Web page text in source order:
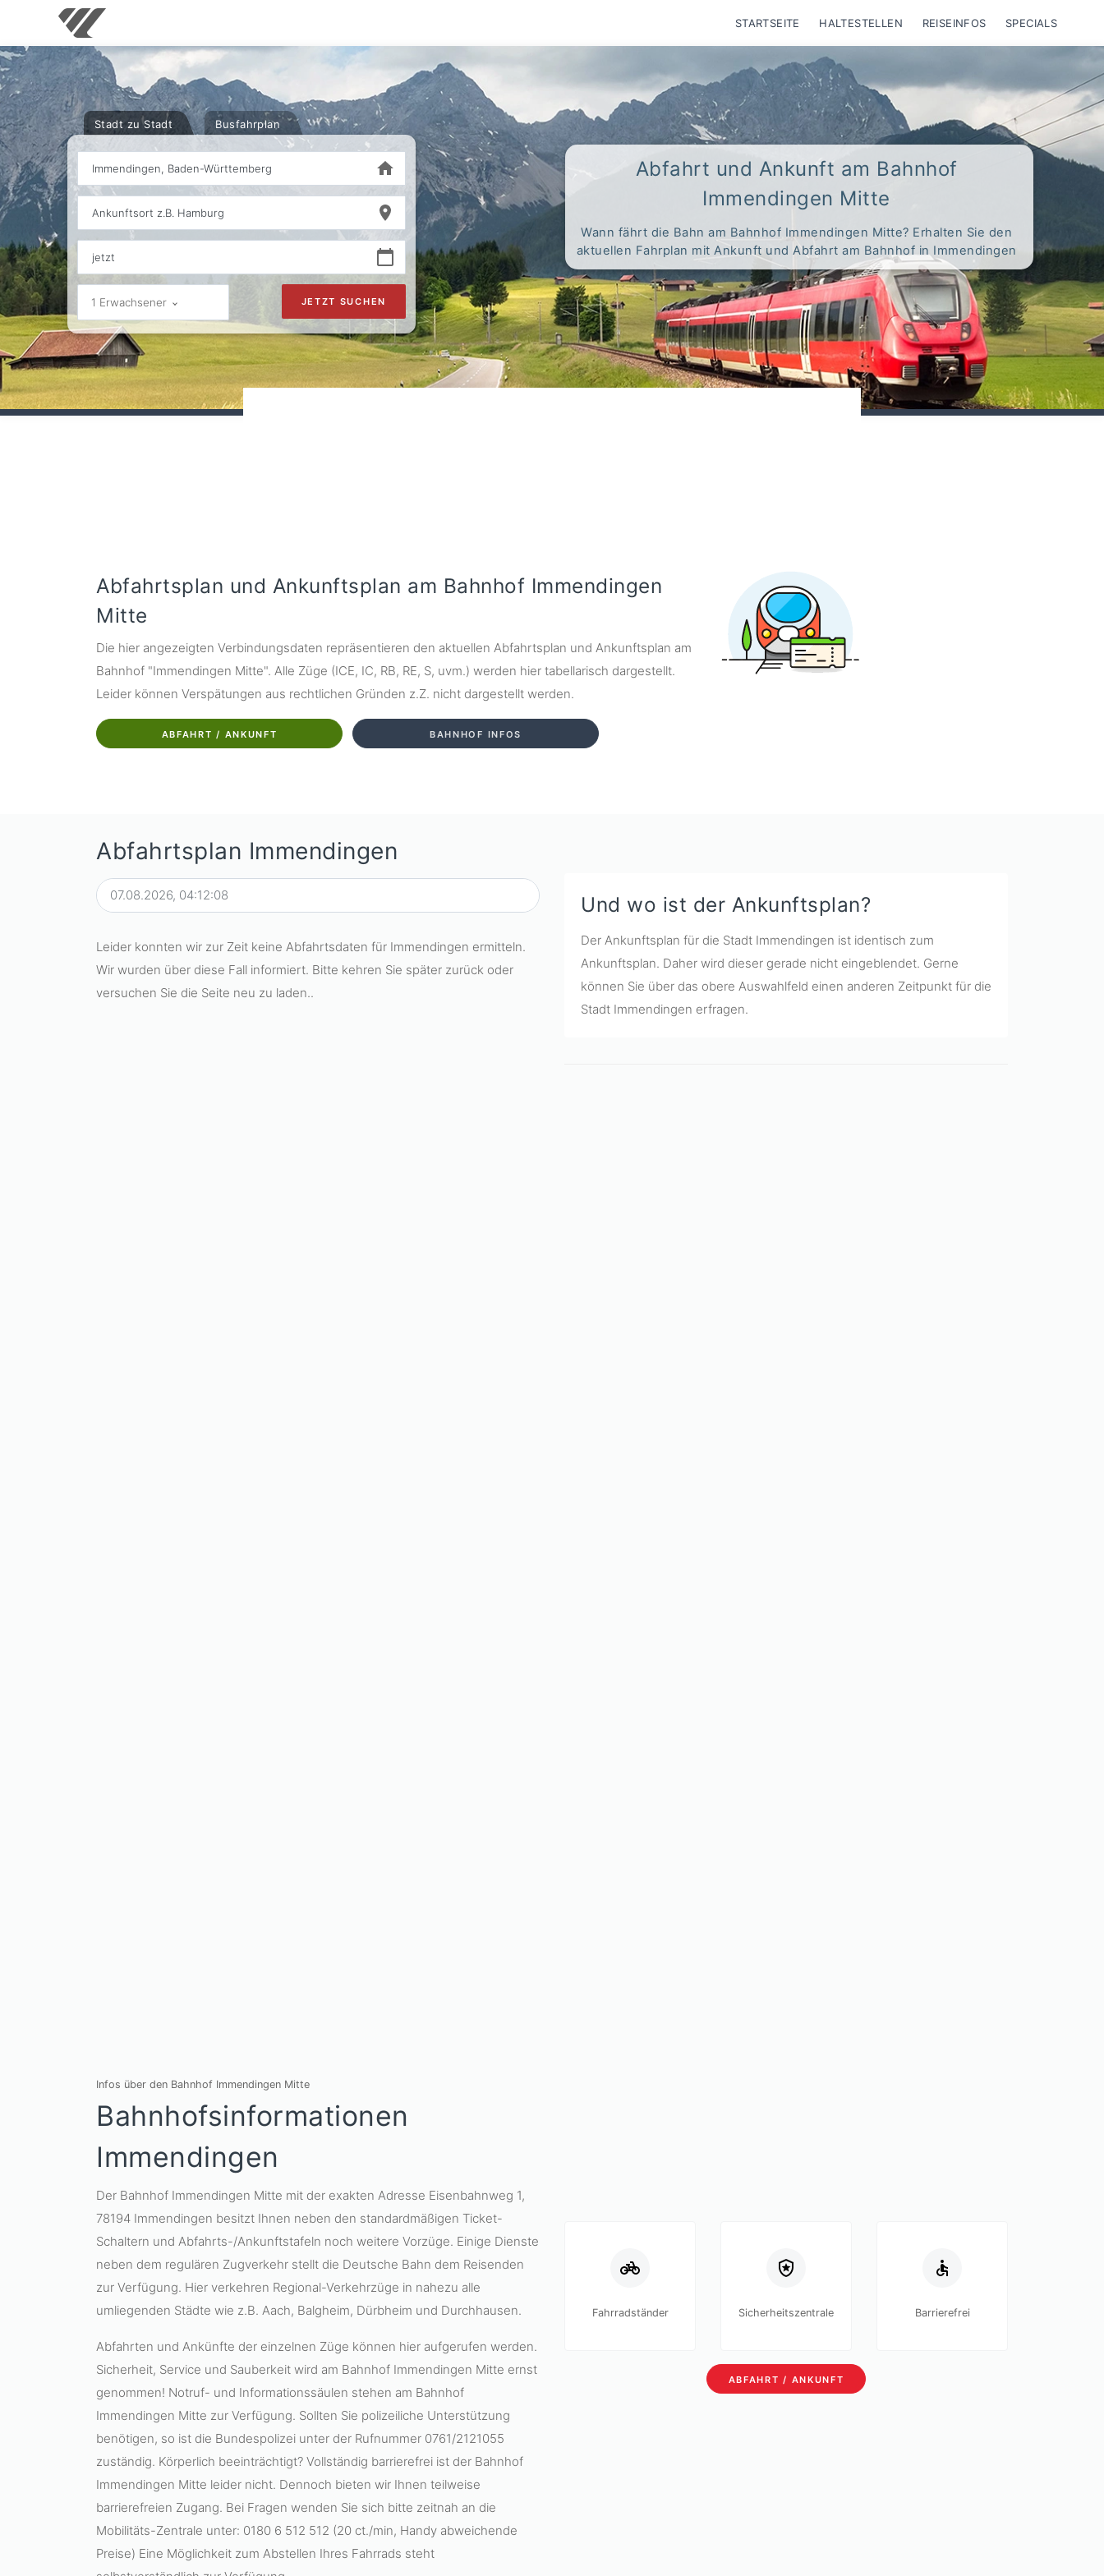
STARTSEITE HALTESTELLEN REISEINFOS SPECIALS
Abfahrt und Ankunft am Bahnhof
Immendingen Mitte
Wann fährt die Bahn am Bahnhof Immendingen Mitte? Erhalten Sie den
aktuellen Fahrplan mit Ankunft und Abfahrt am Bahnhof in Immendingen
Stadt zu Stadt Busfahrplan
Immendingen, Baden-Württemberg
Ankunftsort z.B. Hamburg
1 Erwachsener JETZT SUCHEN
Abfahrtsplan und Ankunftsplan am Bahnhof Immendingen
Mitte
Die hier angezeigten Verbindungsdaten repräsentieren den aktuellen Abfahrtsplan und Ankunftsplan am
Bahnhof "Immendingen Mitte". Alle Züge (ICE, IC, RB, RE, S, uvm.) werden hier tabellarisch dargestellt.
Leider können Verspätungen aus rechtlichen Gründen z.Z. nicht dargestellt werden.
ABFAHRT / ANKUNFT BAHNHOF INFOS
Abfahrtsplan Immendingen
Leider konnten wir zur Zeit keine Abfahrtsdaten für Immendingen ermitteln.
Wir wurden über diese Fall informiert. Bitte kehren Sie später zurück oder
versuchen Sie die Seite neu zu laden..
Und wo ist der Ankunftsplan?
Der Ankunftsplan für die Stadt Immendingen ist identisch zum
Ankunftsplan. Daher wird dieser gerade nicht eingeblendet. Gerne
können Sie über das obere Auswahlfeld einen anderen Zeitpunkt für die
Stadt Immendingen erfragen.
Infos über den Bahnhof Immendingen Mitte
Bahnhofsinformationen
Immendingen
Der Bahnhof Immendingen Mitte mit der exakten Adresse Eisenbahnweg 1,
78194 Immendingen besitzt Ihnen neben den standardmäßigen Ticket-
Schaltern und Abfahrts-/Ankunftstafeln noch weitere Vorzüge. Einige Dienste
neben dem regulären Zugverkehr stellt die Deutsche Bahn dem Reisenden
zur Verfügung. Hier verkehren Regional-Verkehrzüge in nahezu alle
umliegenden Städte wie z.B. Aach, Balgheim, Dürbheim und Durchhausen.
Abfahrten und Ankünfte der einzelnen Züge können hier aufgerufen werden.
Sicherheit, Service und Sauberkeit wird am Bahnhof Immendingen Mitte ernst
genommen! Notruf- und Informationssäulen stehen am Bahnhof
Immendingen Mitte zur Verfügung. Sollten Sie polizeiliche Unterstützung
benötigen, so ist die Bundespolizei unter der Rufnummer 0761/2121055
zuständig. Körperlich beeinträchtigt? Vollständig barrierefrei ist der Bahnhof
Immendingen Mitte leider nicht. Dennoch bieten wir Ihnen teilweise
barrierefreien Zugang. Bei Fragen wenden Sie sich bitte zeitnah an die
Mobilitäts-Zentrale unter: 0180 6 512 512 (20 ct./min, Handy abweichende
Preise) Eine Möglichkeit zum Abstellen Ihres Fahrrads steht
Fahrradständer Sicherheitszentrale Barrierefrei
ABFAHRT / ANKUNFT